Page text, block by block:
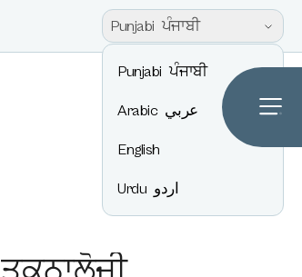
Punjabi ਪੰਜਾਬੀ
Punjabi ਪੰਜਾਬੀ
Arabic عربي
English
Urdu اردو